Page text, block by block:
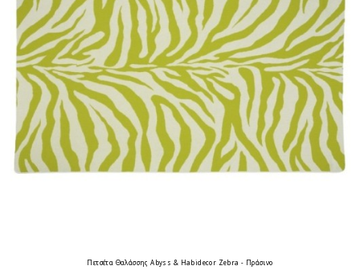
Πετσέτα Θαλάσσης Abyss & Habidecor Zebra - Πράσινο